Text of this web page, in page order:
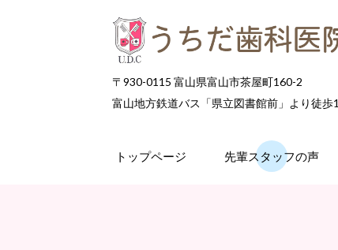
〒930-0115 富山県富山市茶屋町160-2
富山地方鉄道バス「県立図書館前」より徒歩
トップページ 先輩スタッフの声